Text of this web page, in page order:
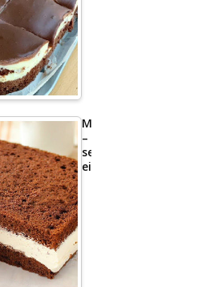
–
sehr
einfach